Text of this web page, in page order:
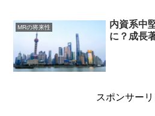
MRの将来性
内資系中
に？成長
スポンサーリ